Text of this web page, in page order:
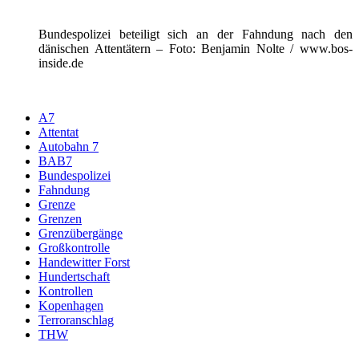
Bundespolizei beteiligt sich an der Fahndung nach den
dänischen Attentätern – Foto: Benjamin Nolte / www.bos-
inside.de
A7
Attentat
Autobahn 7
BAB7
Bundespolizei
Fahndung
Grenze
Grenzen
Grenzübergänge
Großkontrolle
Handewitter Forst
Hundertschaft
Kontrollen
Kopenhagen
Terroranschlag
THW